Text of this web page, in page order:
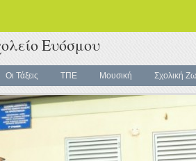
Ευόσμου
Οι Τάξεις ΤΠΕ Μουσική Σχολική